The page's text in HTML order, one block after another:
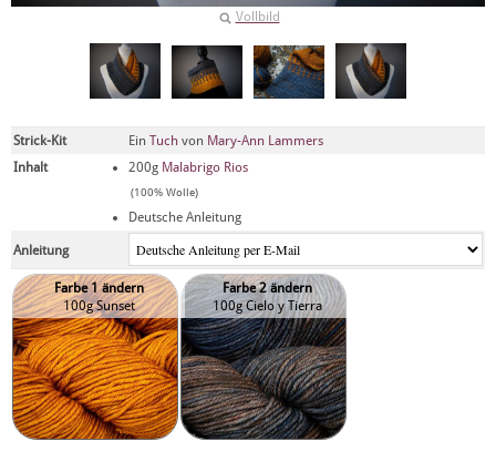
Vollbild
Strick-Kit Ein Tuch von Mary-Ann Lammers
Inhalt
200g Malabrigo Rios
(100% Wolle)
Deutsche Anleitung
Anleitung
Farbe 1 ändern
100g Sunset
Farbe 2 ändern
100g Cielo y Tierra